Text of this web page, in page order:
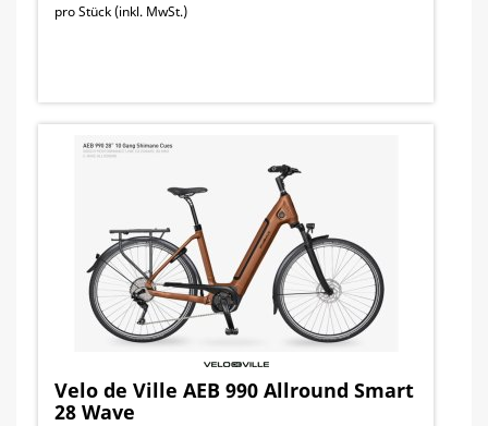
pro Stück (inkl. MwSt.)
Velo de Ville AEB 990 Allround Smart
28 Wave